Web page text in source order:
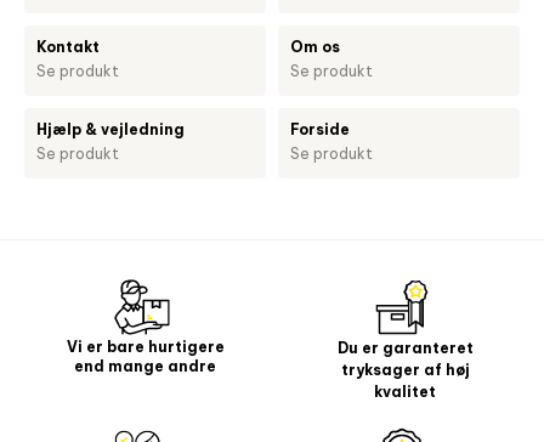
Kontakt
Se produkt
Om os
Se produkt
Hjælp & vejledning
Se produkt
Forside
Se produkt
Vi er bare hurtigere
end mange andre
Du er garanteret
tryksager af høj
kvalitet